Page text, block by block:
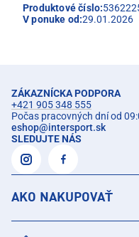
Produktové číslo:
V ponuke od:29.01.2026
ZÁKAZNÍCKA PODPORA
+421 905 348 555
Počas pracovných dní od
eshop@intersport.sk
SLEDUJTE NÁS
AKO NAKUPOVAŤ